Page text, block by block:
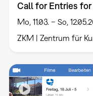
Call for Entries
Mo, 11.03. – So,
ZKM | Zentrum für